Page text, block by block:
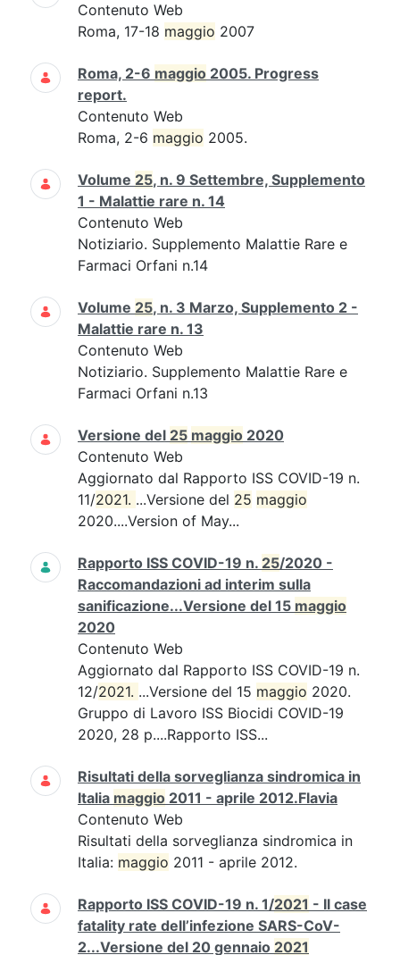
Contenuto Web
Roma, 17-18 maggio 2007
Roma, 2-6 maggio 2005. Progress
report.
Contenuto Web
Roma, 2-6 maggio 2005.
Volume 25, n. 9 Settembre, Supplemento
1 - Malattie rare n. 14
Contenuto Web
Notiziario. Supplemento Malattie Rare e
Farmaci Orfani n.14
Volume 25, n. 3 Marzo, Supplemento 2 -
Malattie rare n. 13
Contenuto Web
Notiziario. Supplemento Malattie Rare e
Farmaci Orfani n.13
Versione del 25 maggio 2020
Contenuto Web
Aggiornato dal Rapporto ISS COVID-19 n.
11/2021. ...Versione del 25 maggio
2020....Version of May...
Rapporto ISS COVID-19 n. 25/2020 -
Raccomandazioni ad interim sulla
sanificazione...Versione del 15 maggio
2020
Contenuto Web
Aggiornato dal Rapporto ISS COVID-19 n.
12/2021. ...Versione del 15 maggio 2020.
Gruppo di Lavoro ISS Biocidi COVID-19
2020, 28 p....Rapporto ISS...
Risultati della sorveglianza sindromica in
Italia maggio 2011 - aprile 2012.Flavia
Contenuto Web
Risultati della sorveglianza sindromica in
Italia: maggio 2011 - aprile 2012.
Rapporto ISS COVID-19 n. 1/2021 - Il case
fatality rate dell’infezione SARS-CoV-
2...Versione del 20 gennaio 2021